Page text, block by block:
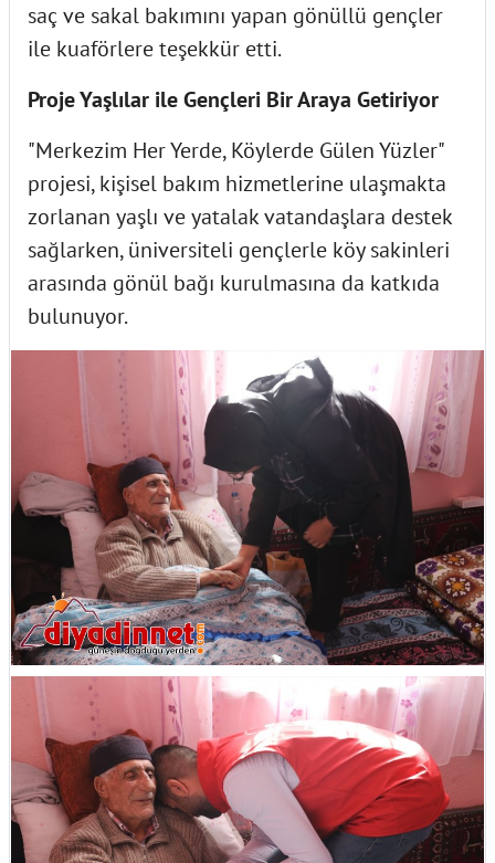
saç ve sakal bakımını yapan gönüllü gençler
ile kuaförlere teşekkür etti.
Proje Yaşlılar ile Gençleri Bir Araya Getiriyor
"Merkezim Her Yerde, Köylerde Gülen Yüzler"
projesi, kişisel bakım hizmetlerine ulaşmakta
zorlanan yaşlı ve yatalak vatandaşlara destek
sağlarken, üniversiteli gençlerle köy sakinleri
arasında gönül bağı kurulmasına da katkıda
bulunuyor.